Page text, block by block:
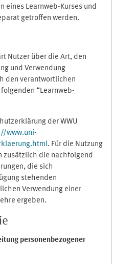
eines Learnweb-Kurses und
getroffen werden.
Nutzer über die Art, den
und Verwendung
den verantwortlichen
“Learnweb-
der WWU
www.uni-
. Für die Nutzung
zusätzlich die nachfolgend
die sich
stehenden
Verwendung einer
ergeben.
personenbezogener